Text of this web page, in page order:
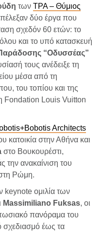
των TPA – Θύμιος
δύο έργα που
σχεδόν 60 ετών: το
και το υπό κατασκευή
“Οδυσσέας”
τους ανέδειξε τη
μέσα από τη
του τοπίου και της
Fondation Louis Vuitton
Architects
κατοικία στην Αθήνα και
στο Βουκουρέστι,
την ανακαίνιση του
Ρώμη.
keynote ομιλία των
Massimiliano Fuksas, οι
πανόραμα του
σχεδιασμό έως τα